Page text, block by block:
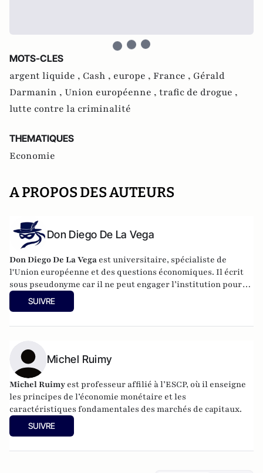
MOTS-CLES
argent liquide , Cash , europe , France , Gérald
Darmanin , Union européenne , trafic de drogue ,
lutte contre la criminalité
THEMATIQUES
Economie
A PROPOS DES AUTEURS
Don Diego De La Vega
Don Diego De La Vega est universitaire, spécialiste de
l'Union européenne et des questions économiques. Il écrit
sous pseudonyme car il ne peut engager l’institution pour
laquelle il travaille.
SUIVRE
Michel Ruimy
Michel Ruimy est professeur affilié à l’ESCP, où il enseigne
les principes de l’économie monétaire et les
caractéristiques fondamentales des marchés de capitaux.
SUIVRE